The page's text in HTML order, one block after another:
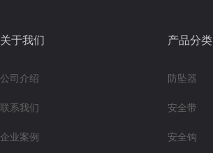
关于我们
公司介绍
联系我们
企业案例
产品分类
防坠器
安全带
安全钩